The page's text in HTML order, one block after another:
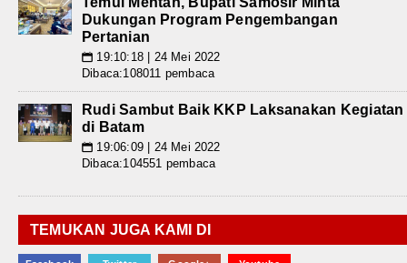
Dukungan Program Pengembangan
Pertanian
📅 19:10:18 | 24 Mei 2022
Dibaca:108011 pembaca
Rudi Sambut Baik KKP Laksanakan Kegiatan
di Batam
📅 19:06:09 | 24 Mei 2022
Dibaca:104551 pembaca
TEMUKAN JUGA KAMI DI